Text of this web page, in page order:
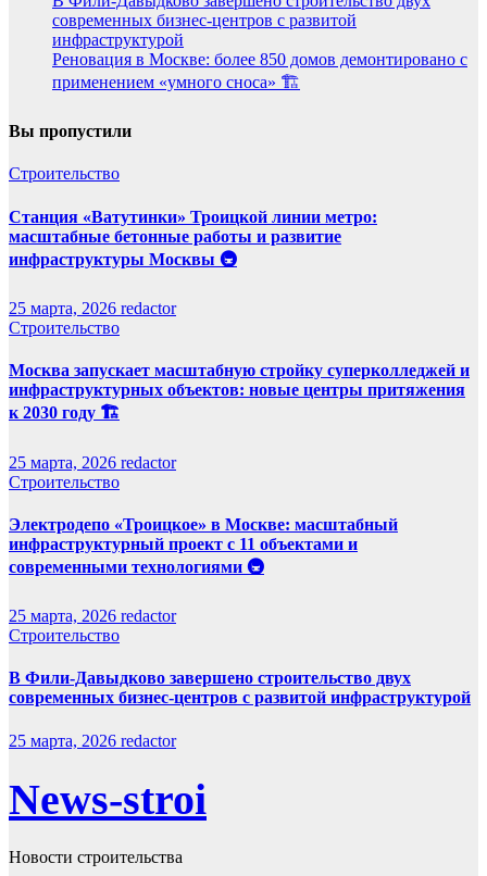
современных бизнес-центров с развитой
инфраструктурой
Реновация в Москве: более 850 домов демонтировано с
применением «умного сноса» 🏗️
Вы пропустили
Строительство
Станция «Ватутинки» Троицкой линии метро:
масштабные бетонные работы и развитие
инфраструктуры Москвы 🚇
25 марта, 2026 redactor
Строительство
Москва запускает масштабную стройку суперколледжей и
инфраструктурных объектов: новые центры притяжения
к 2030 году 🏗️
25 марта, 2026 redactor
Строительство
Электродепо «Троицкое» в Москве: масштабный
инфраструктурный проект с 11 объектами и
современными технологиями 🚇
25 марта, 2026 redactor
Строительство
В Фили-Давыдково завершено строительство двух
современных бизнес-центров с развитой инфраструктурой
25 марта, 2026 redactor
News-stroi
Новости строительства